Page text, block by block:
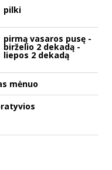
pilki
pirmą vasaros pusę -
birželio 2 dekadą -
liepos 2 dekadą
mėnuo